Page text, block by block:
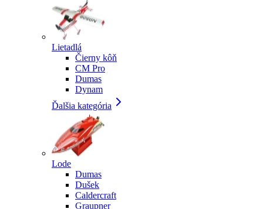
Lietadlá
Čierny kôň
CM Pro
Dumas
Dynam
Ďalšia kategória
Lode
Dumas
Dušek
Caldercraft
Graupner